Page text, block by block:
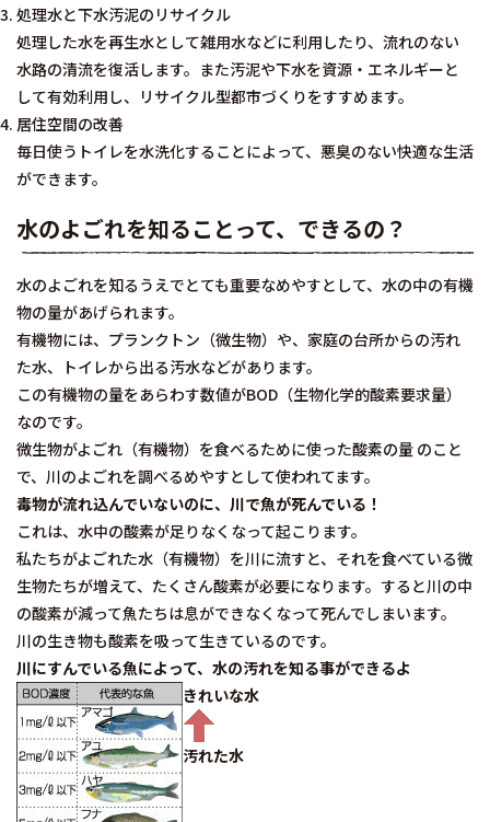
処理水と下水汚泥のリサイクル
処理した水を再生水として雑用水などに利用したり、流れのない
水路の清流を復活します。また汚泥や下水を資源・エネルギーと
して有効利用し、リサイクル型都市づくりをすすめます。
居住空間の改善
毎日使うトイレを水洗化することによって、悪臭のない快適な生活
ができます。
水のよごれを知ることって、できるの？
水のよごれを知るうえでとても重要なめやすとして、水の中の有機
物の量があげられます。
有機物には、プランクトン（微生物）や、家庭の台所からの汚れ
た水、トイレから出る汚水などがあります。
この有機物の量をあらわす数値がBOD（生物化学的酸素要求量）
なのです。
微生物がよごれ（有機物）を食べるために使った酸素の量 のこと
で、川のよごれを調べるめやすとして使われてます。
毒物が流れ込んでいないのに、川で魚が死んでいる！
これは、水中の酸素が足りなくなって起こります。
私たちがよごれた水（有機物）を川に流すと、それを食べている微
生物たちが増えて、たくさん酸素が必要になります。すると川の中
の酸素が減って魚たちは息ができなくなって死んでしまいます。
川の生き物も酸素を吸って生きているのです。
川にすんでいる魚によって、水の汚れを知る事ができるよ
きれいな水
汚れた水